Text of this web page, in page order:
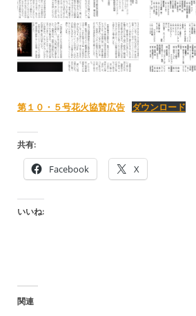
第１０・５号花火協賛広告 ダウンロード
共有:
Facebook X
いいね:
関連